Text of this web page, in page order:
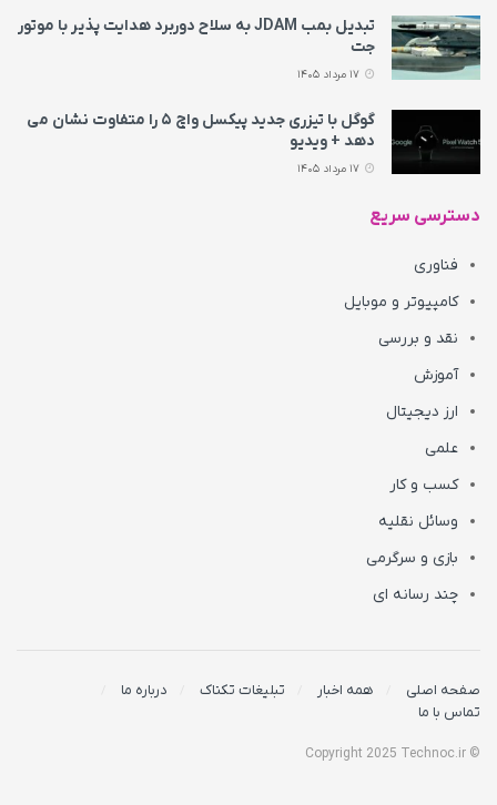
تبدیل بمب JDAM به سلاح دوربرد هدایت پذیر با موتور
جت
گوگل با تیزری جدید پیکسل واچ ۵ را متفاوت نشان می‌
دهد + ویدیو
دسترسی سریع
فناوری
کامپیوتر و موبایل
نقد و بررسی
آموزش
ارز دیجیتال
علمی
کسب و کار
وسائل نقلیه
بازی و سرگرمی
چند رسانه ای
صفحه اصلی همه اخبار تبلیغات تکناک
درباره ما
تماس با ما
© Copyright 2025 Technoc.ir